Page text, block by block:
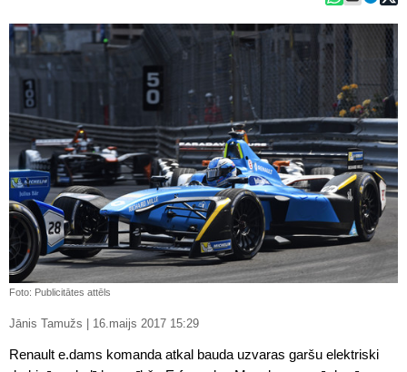
Foto: Publicitātes attēls
Jānis Tamužs | 16.maijs 2017 15:29
Renault e.dams komanda atkal bauda uzvaras garšu elektriski